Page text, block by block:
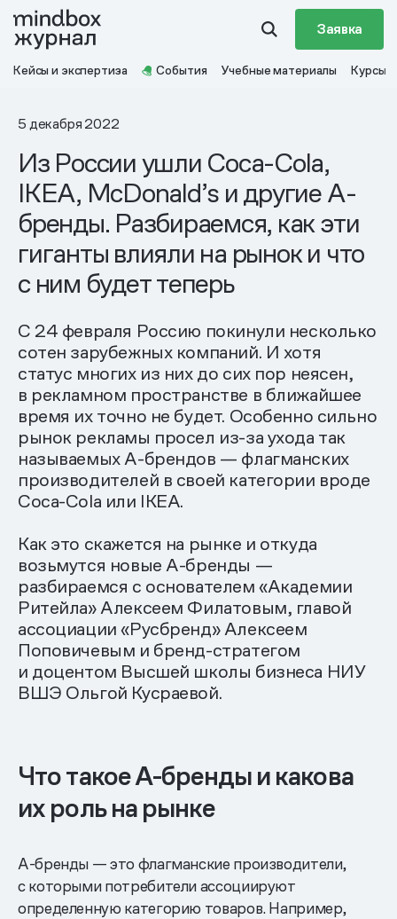
Заявка
Кейсы и экспертиза События Учебные материалы Курсы
5 декабря 2022
Из России ушли Coca-Cola,
IKEA, McDonald’s и другие А-
бренды. Разбираемся, как эти
гиганты влияли на рынок и что
с ним будет теперь
С 24 февраля Россию покинули несколько
сотен зарубежных компаний. И хотя
статус многих из них до сих пор неясен,
в рекламном пространстве в ближайшее
время их точно не будет. Особенно сильно
рынок рекламы просел из-за ухода так
называемых А-брендов — флагманских
производителей в своей категории вроде
Coca-Cola или IKEA.
Как это скажется на рынке и откуда
возьмутся новые А-бренды —
разбираемся с основателем «Академии
Ритейла» Алексеем Филатовым, главой
ассоциации «Русбренд» Алексеем
Поповичевым и бренд-стратегом
и доцентом Высшей школы бизнеса НИУ
ВШЭ Ольгой Кусраевой.
Что такое А-бренды и какова
их роль на рынке
А-бренды — это флагманские производители,
с которыми потребители ассоциируют
определенную категорию товаров. Например,